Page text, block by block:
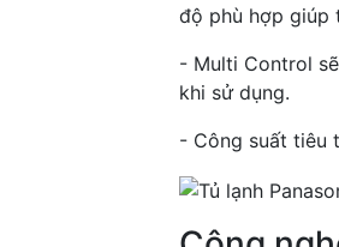
độ phù hợp giúp
- Multi Control
khi sử dụng.
- Công suất tiêu